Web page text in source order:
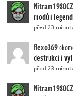
Nitram1980CZ
modů i
před 23
flexo369
destrukci i
před 23
Nitram1980CZ